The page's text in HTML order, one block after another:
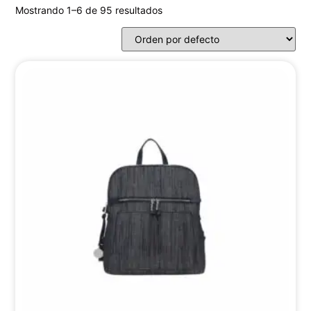
Mostrando 1–6 de 95 resultados